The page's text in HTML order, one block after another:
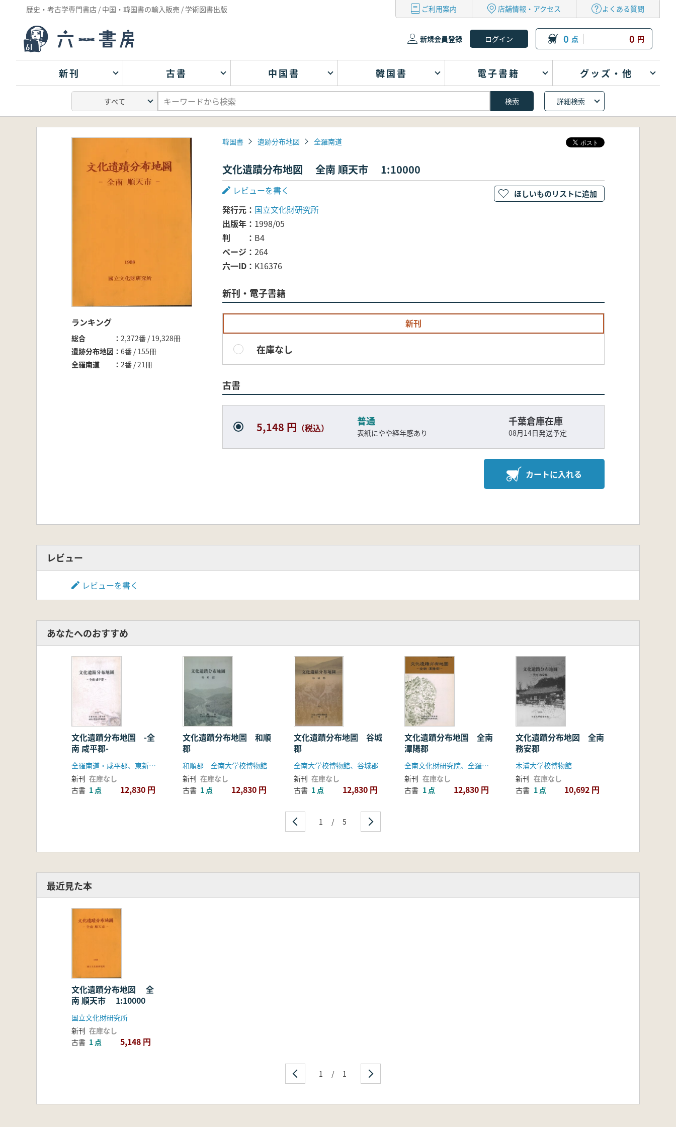
歴史・考古学専門書店 / 中国・韓国書の輸入販売 / 学術図書出版 ご利用案内 店舗情報・アクセス よくある質問
新規会員登録 0 点 0 円
新刊 古書 中国書 韓国書 電子書籍 グッズ・他
詳細検索
ランキング
総合
2,372番 / 19,328冊
遺跡分布地図
6番 / 155冊
全羅南道
2番 / 21冊
韓国書 遺跡分布地図 全羅南道
文化遺蹟分布地図 全南 順天市 1:10000
レビューを書く
発行元
国立文化財研究所
出版年
1998/05
判
B4
ページ
264
六一ID
K16376
新刊・電子書籍
新刊
在庫なし
古書
5,148 円 （税込）
普通
表紙にやや経年感あり
千葉倉庫在庫
08月14日発送予定
カートに入れる
ほしいものリストに追加
レビュー
レビューを書く
あなたへのおすすめ
文化遺蹟分布地圖 -全
南 咸平郡-
全羅南道・咸平郡、東新大学校文化博物館
新刊 在庫なし
古書 1 点 12,830 円
文化遺蹟分布地圖 和順
郡
和順郡 全南大学校博物館
新刊 在庫なし
古書 1 点 12,830 円
文化遺蹟分布地圖 谷城
郡
全南大学校博物館、谷城郡
新刊 在庫なし
古書 1 点 12,830 円
文化遺蹟分布地圖 全南
潭陽郡
全南文化財研究院、全羅南道・潭陽郡
新刊 在庫なし
古書 1 点 12,830 円
文化遺蹟分布地図 全南
務安郡
木浦大学校博物館
新刊 在庫なし
古書 1 点 10,692 円
1 / 5
最近見た本
文化遺蹟分布地図 全
南 順天市 1:10000
国立文化財研究所
新刊 在庫なし
古書 1 点 5,148 円
1 / 1